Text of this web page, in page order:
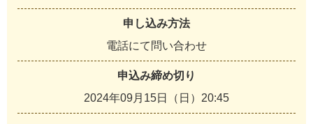
申し込み方法
電話にて問い合わせ
申込み締め切り
2024年09月15日（日）20:45